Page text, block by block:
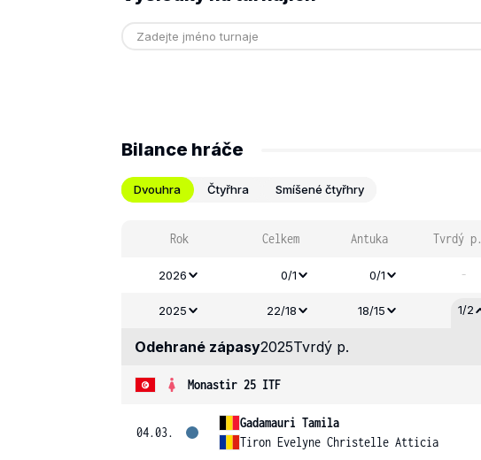
Bilance hráče
Dvouhra Čtyřhra Smíšené čtyřhry
Rok Celkem Antuka Tvrdý p.
2026 0/1 0/1 -
2025 22/18 18/15 1/2
Odehrané zápasy2025Tvrdý p.
Monastir 25 ITF
04.03.
Gadamauri Tamila
Tiron Evelyne Christelle Atticia